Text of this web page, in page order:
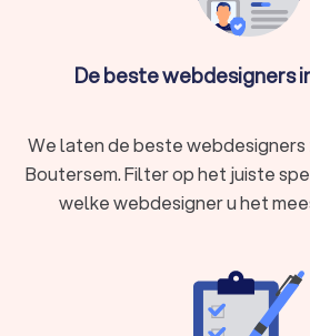
Bovendien zijn webdesigners in
website er niet alleen geweldig uitziet,
presteert. Zo kunt u zich concentreren
De voordelen van het
webdesigner in Boutersem een
bieden we u de mogelijkheid om
webdesignbureaus in Boutersem te
De beste webdesigners
We laten de beste webdesigners
Boutersem. Filter op het juiste
welke webdesigner u het